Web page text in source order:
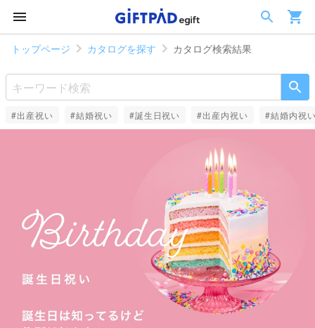
トップページ カタログを探す カタログ検索結果
#出産祝い #結婚祝い #誕生日祝い #出産内祝い #結婚内祝